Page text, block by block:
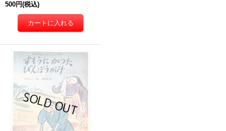
500円(税込)